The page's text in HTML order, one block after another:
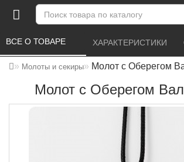
Молоты и секиры Молот с Оберегом
Молот с Оберегом
ВСЕ О ТОВАРЕ ХАРАКТЕРИСТИКИ